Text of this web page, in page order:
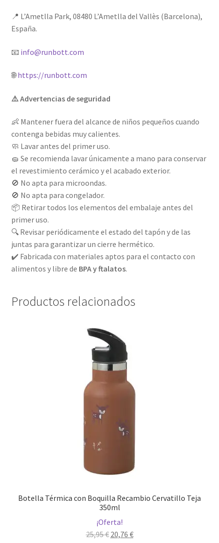
📍 L’Ametlla Park, 08480 L’Ametlla del Vallès (Barcelona),
España.
📧 info@runbott.com
🌐https://runbott.com
⚠️ Advertencias de seguridad
👶 Mantener fuera del alcance de niños pequeños cuando
contenga bebidas muy calientes.
🧼 Lavar antes del primer uso.
🧽 Se recomienda lavar únicamente a mano para conservar
el revestimiento cerámico y el acabado exterior.
🚫 No apta para microondas.
🚫 No apta para congelador.
📦 Retirar todos los elementos del embalaje antes del
primer uso.
🔍 Revisar periódicamente el estado del tapón y de las
juntas para garantizar un cierre hermético.
✔️ Fabricada con materiales aptos para el contacto con
alimentos y libre de BPA y ftalatos.
Productos relacionados
Botella Térmica con Boquilla Recambio Cervatillo Teja
350ml
¡Oferta!
25,95€ El
20,76 €El